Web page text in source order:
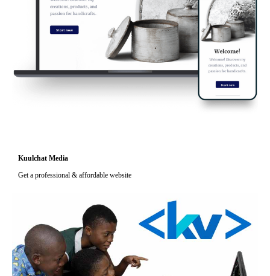
Kuulchat Media
Get a professional & affordable website